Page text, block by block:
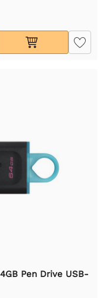
Pen Drive USB-